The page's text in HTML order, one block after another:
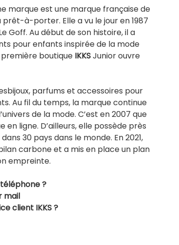
marque est une marque française de
prêt-à-porter. Elle a vu le jour en 1987
Goff. Au début de son histoire, il a
pour enfants inspirée de la mode
première boutique IKKSJunior ouvre
parfums et accessoires pour
Au fil du temps, la marque continue
de la mode. C’est en 2007 que
en ligne. D’ailleurs, elle possède près
30 pays dans le monde. En 2021,
carbone et a mis en place un plan
empreinte.
?
mail
client IKKS ?